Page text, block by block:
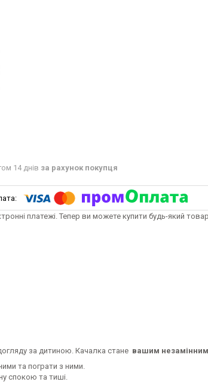
14 днів за рахунок покупця
платежі. Тепер ви можете купити будь-який
за дитиною. Качалка стане вашим
та пограти з ними.
спокою та тиші.